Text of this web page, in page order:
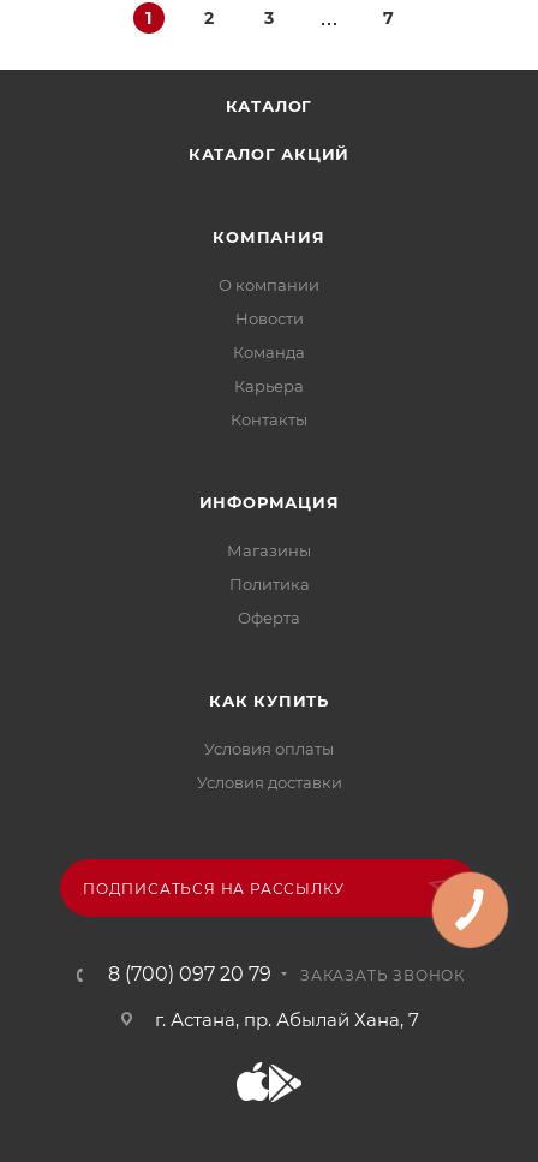
1 2 3 7
КАТАЛОГ
КАТАЛОГ АКЦИЙ
КОМПАНИЯ
О компании
Новости
Команда
Карьера
Контакты
ИНФОРМАЦИЯ
Магазины
Политика
Офертa
КАК КУПИТЬ
Условия оплаты
Условия доставки
ПОДПИСАТЬСЯ НА РАССЫЛКУ
8 (700) 097 20 79 ЗАКАЗАТЬ ЗВОНОК
г. Астана, пр. Абылай Хана, 7